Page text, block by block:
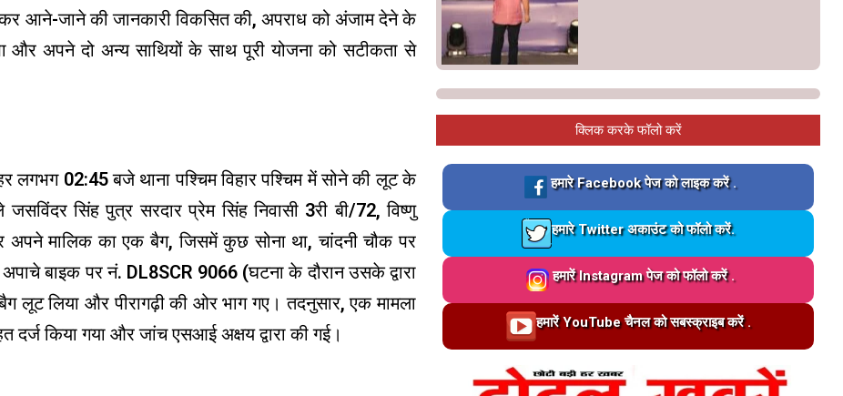
आने-जाने की जानकारी विकसित की, अपराध को अंजाम देने के
और अपने दो अन्य साथियों के साथ पूरी योजना को सटीकता से
लगभग 02:45 बजे थाना पश्चिम विहार पश्चिम में सोने की लूट के
सिंह पुत्र सरदार प्रेम सिंह निवासी 3री बी/72, विष्णु
अपने मालिक का एक बैग, जिसमें कुछ सोना था, चांदनी चौक पर
बाइक पर नं. DL8SCR 9066 (घटना के दौरान उसके द्वारा
लूट लिया और पीरागढ़ी की ओर भाग गए। तदनुसार, एक मामला
किया गया और जांच एसआई अक्षय द्वारा की गई।
क्लिक करके फॉलो करें
Loading…
हमारे Facebook पेज को लाइक करें .
Loading…
हमारे Twitter अकाउंट को फॉलो करें.
Loading…
हमारें Instagram पेज को फॉलो करें .
Loading…हमारें YouTube चैनल को सबस्क्राइब करें .